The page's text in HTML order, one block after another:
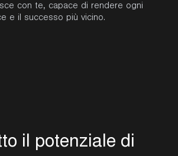
con te, capace di rendere ogni
e il successo più vicino.
to il potenziale di